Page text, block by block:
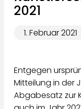
2021
1. Februar 2021
Entgegen
Mitteilung in der
Abgabesatz zur